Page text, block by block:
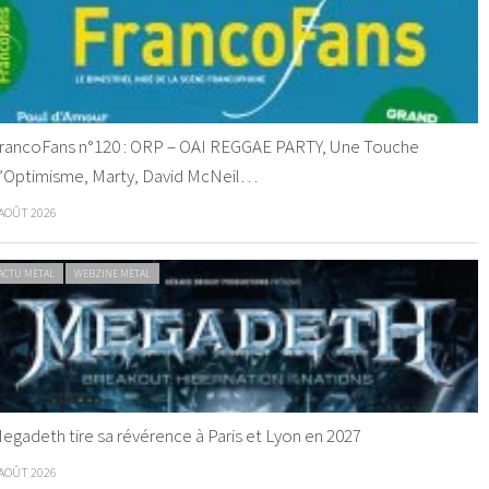
n°120 : ORP – OAI REGGAE PARTY, Une Touche
Marty, David McNeil…
2026
METAL WEBZINE METAL
tire sa révérence à Paris et Lyon en 2027
2026